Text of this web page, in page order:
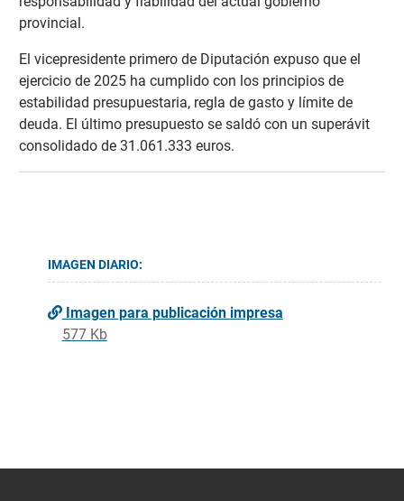
provincial.
El vicepresidente primero de Diputación expuso que el
ejercicio de 2025 ha cumplido con los principios de
estabilidad presupuestaria, regla de gasto y límite de
deuda. El último presupuesto se saldó con un superávit
consolidado de 31.061.333 euros.
IMAGEN DIARIO:
Imagen para publicación impresa
577 Kb